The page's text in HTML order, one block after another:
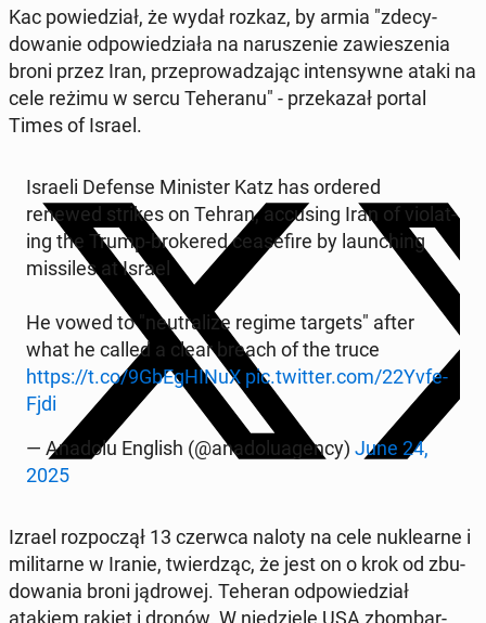
Kac powiedzi­ał, że wydał rozkaz, by armia "zde­cy­
dowanie odpowiedzi­ała na narusze­nie za­w­ieszenia
broni przez Iran, przeprowadza­jąc in­ten­sy­wne ataki na
cele reżimu w sercu Teheranu" - przekazał portal
Times of Israel.
Israeli Defense Min­is­ter Katz has ordered
renewed strikes on Tehran, ac­cus­ing Iran of vi­o­lat­
ing the Trump-bro­kered cease­fire by launch­ing
mis­siles at Israel
He vowed to "neu­tral­ize regime targets" after
what he called a clear breach of the truce
https://t.co/9GbEgH­IN­uX pic.twitter.com/22Yvfe­
Fj­di
— Anadolu English (@anadolu­a­gency) June 24,
2025
Izrael rozpoczął 13 czerwca naloty na cele nuk­learne i
mil­i­tarne w Iranie, twierdząc, że jest on o krok od zbu­
dowa­nia broni jądrowej. Teheran odpowiedzi­ał
atakiem rakiet i dronów. W niedzielę USA zbom­bar­